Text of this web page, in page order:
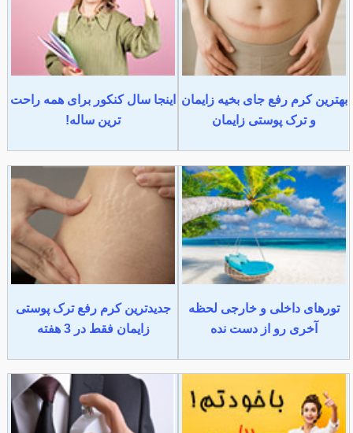
بهترین کرم رفع جای بخیه زایمان
و ترک پوستی زایمان
اینجا سال کنکور برای همه راحت
ترین ساله!
تورهای داخلی و خارجی لحظه
آخری رو از دست نده
جدیدترین کرم رفع ترک پوستی
زایمان فقط در 3 هفته